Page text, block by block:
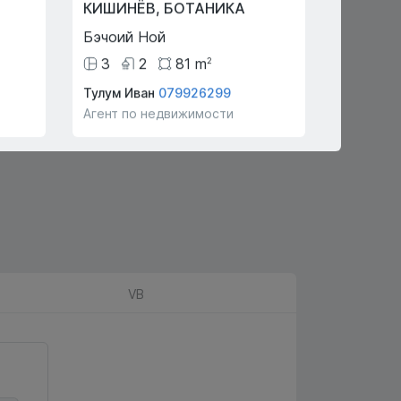
VB
КИШИНЁВ, БОТАНИКА
Бэчоий Ной
3
2 81 m2
Тулум Иван 079926299
Агент по недвижимости